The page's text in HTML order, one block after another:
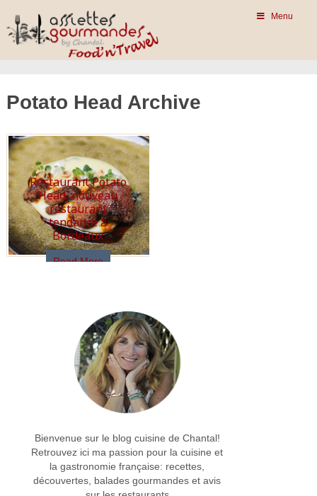
Menu
Potato Head Archive
Restaurant Potato
Head, nouveau
restaurant
tendance à
Bordeaux
Read More
Bienvenue sur le blog cuisine de Chantal!
Retrouvez ici ma passion pour la cuisine et
la gastronomie française: recettes,
découvertes, balades gourmandes et avis